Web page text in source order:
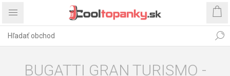
BUGATTI GRAN TURISMO -